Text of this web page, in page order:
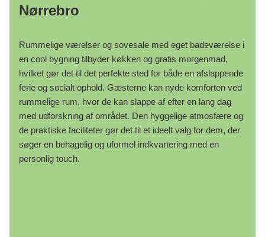
Nørrebro
Rummelige værelser og sovesale med eget badeværelse i
en cool bygning tilbyder køkken og gratis morgenmad,
hvilket gør det til det perfekte sted for både en afslappende
ferie og socialt ophold. Gæsterne kan nyde komforten ved
rummelige rum, hvor de kan slappe af efter en lang dag
med udforskning af området. Den hyggelige atmosfære og
de praktiske faciliteter gør det til et ideelt valg for dem, der
søger en behagelig og uformel indkvartering med en
personlig touch.